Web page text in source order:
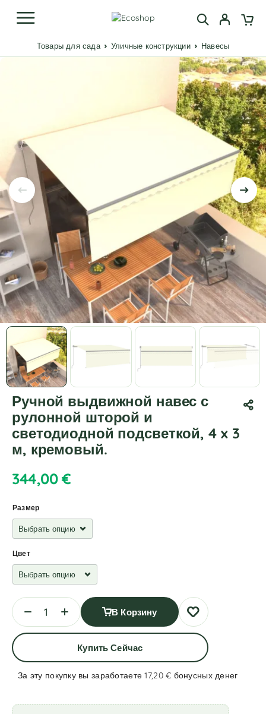
Товары для сада Уличные конструкции Навесы
Ручной выдвижной навес с
рулонной шторой и
светодиодной подсветкой, 4 x 3
м, кремовый.
344,00€
Размер
Цвет
В Корзину
Купить Сейчас
За эту покупку вы заработаете 17,20 € бонусных денег
l